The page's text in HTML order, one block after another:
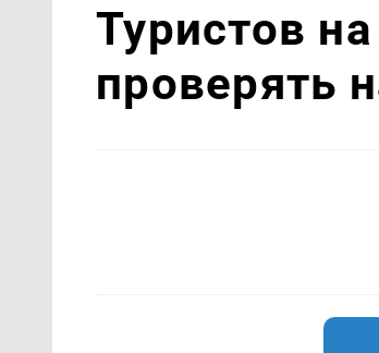
Туристов
проверять